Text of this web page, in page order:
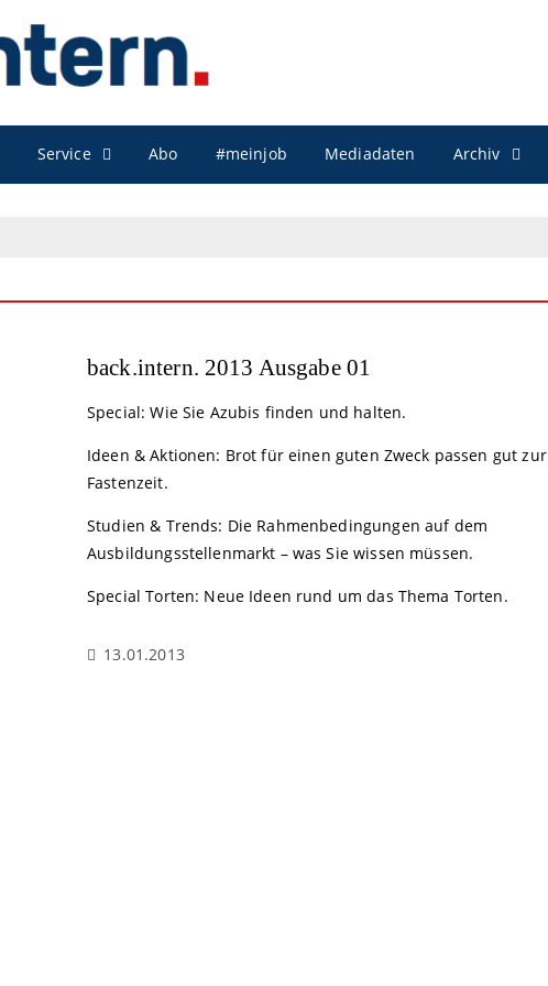
Service Abo #meinjob Mediadaten Archiv
back.intern. 2013 Ausgabe 01
Special: Wie Sie Azubis finden und halten.
Ideen & Aktionen: Brot für einen guten Zweck passen gut zur
Fastenzeit.
Studien & Trends: Die Rahmenbedingungen auf dem
Ausbildungsstellenmarkt – was Sie wissen müssen.
Special Torten: Neue Ideen rund um das Thema Torten.
13.01.2013